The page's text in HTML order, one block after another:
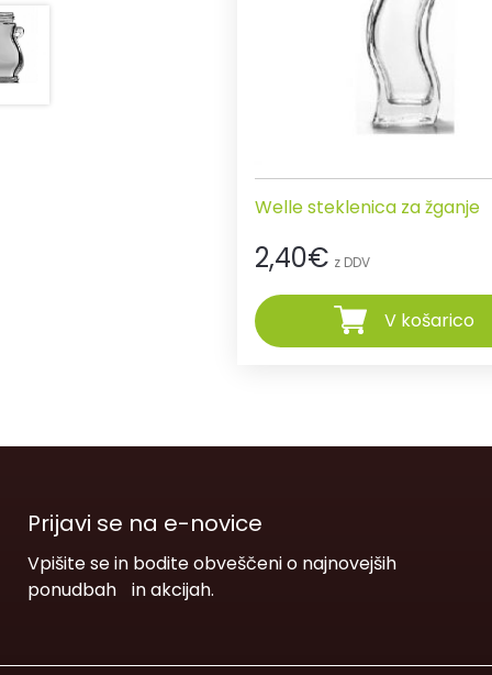
Welle steklenica za žganje
2,40€ z DDV
V košarico
Prijavi se na e-novice
Vpišite se in bodite obveščeni o najnovejših
ponudbah in akcijah.